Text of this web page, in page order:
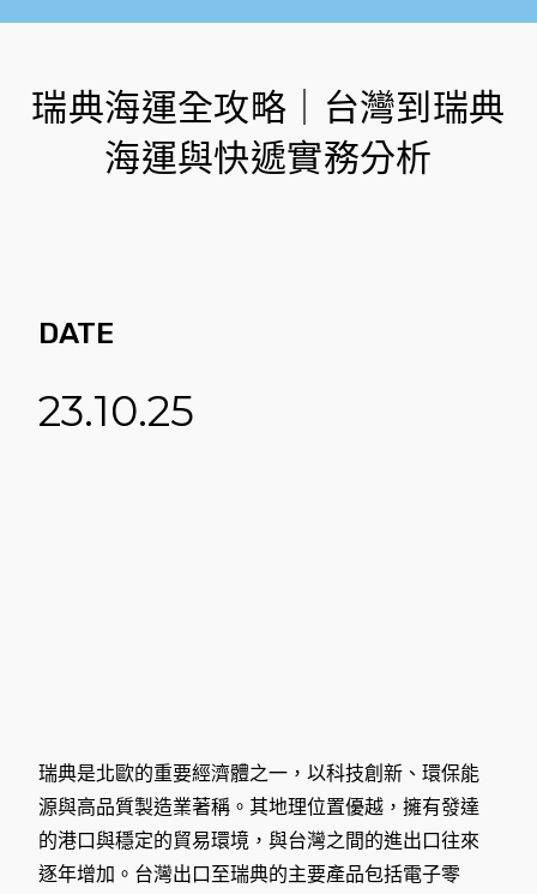
瑞典海運全攻略｜台灣到瑞典
海運與快遞實務分析
DATE
23.10.25
瑞典是北歐的重要經濟體之一，以科技創新、環保能
源與高品質製造業著稱。其地理位置優越，擁有發達
的港口與穩定的貿易環境，與台灣之間的進出口往來
逐年增加。台灣出口至瑞典的主要產品包括電子零